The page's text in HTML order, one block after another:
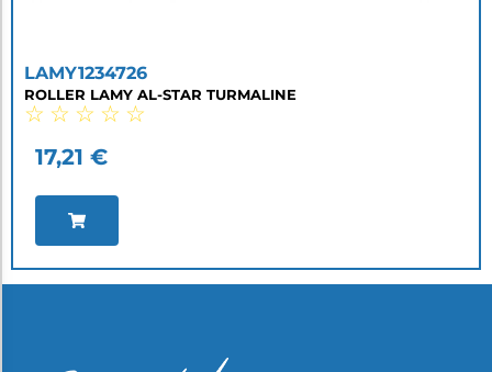
LAMY1234726
ROLLER LAMY AL-STAR TURMALINE
☆ ☆ ☆ ☆ ☆
17,21 €